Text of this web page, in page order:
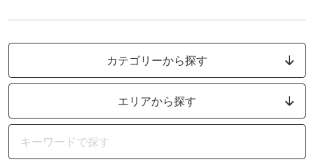
カテゴリーから探す
エリアから探す